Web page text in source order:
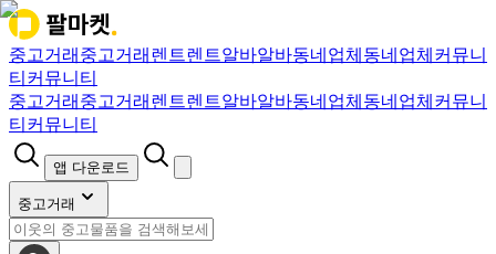
중고거래 중고거래 렌트렌트알바알바동네업체 동네업체 커뮤니
티 커뮤니티
중고거래 중고거래 렌트렌트알바알바동네업체 동네업체 커뮤니
티 커뮤니티
앱 다운로드
중고거래